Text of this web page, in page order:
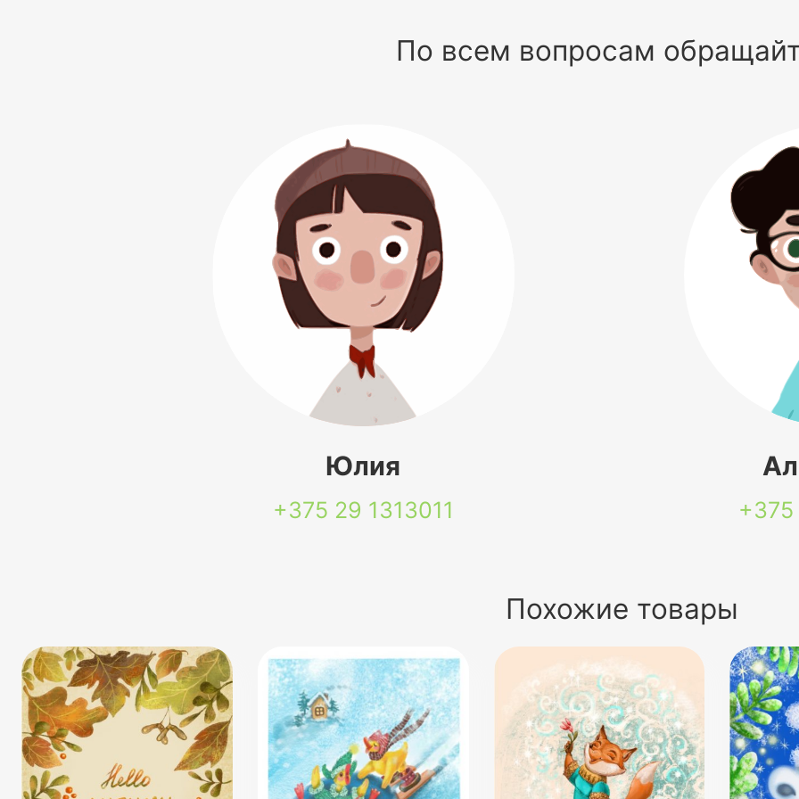
По всем вопросам
Юлия
+375 29 1313011
Похожие товары